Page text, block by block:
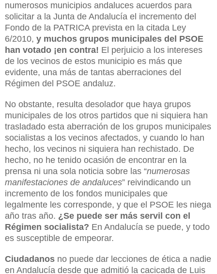
numerosos municipios andaluces acuerdos para
solicitar a la Junta de Andalucía el incremento del
Fondo de la PATRICA prevista en la citada Ley
6/2010, y muchos grupos municipales del PSOE
han votado ¡en contra! El perjuicio a los intereses
de los vecinos de estos municipio es más que
evidente, una más de tantas aberraciones del
Régimen del PSOE andaluz.
No obstante, resulta desolador que haya grupos
municipales de los otros partidos que ni siquiera han
trasladado esta aberración de los grupos municipales
socialistas a los vecinos afectados, y cuando lo han
hecho, los vecinos ni siquiera han rechistado. De
hecho, no he tenido ocasión de encontrar en la
prensa ni una sola noticia sobre las “numerosas
manifestaciones de andaluces” reivindicando un
incremento de los fondos municipales que
legalmente les corresponde, y que el PSOE les niega
año tras año. ¿Se puede ser más servil con el
Régimen socialista? En Andalucía se puede, y todo
es susceptible de empeorar.
Ciudadanos no puede dar lecciones de ética a nadie
en Andalucía desde que admitió la cacicada de Luis